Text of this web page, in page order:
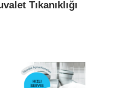
Tıkanıklığı